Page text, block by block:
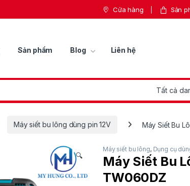
Cửa hàng Sản
Sản phẩm Blog Liên hệ
Máy siết bu lông dùng pin 12V Máy Siết Bu
🔍
Máy siết bu lông, Dụng cụ
Máy Siết Bu
TW060DZ